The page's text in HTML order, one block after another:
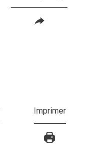
Imprimer